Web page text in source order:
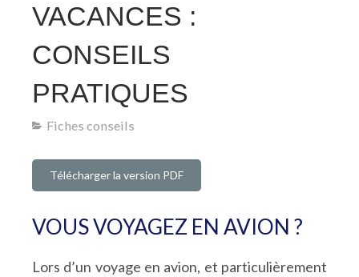
VACANCES :
CONSEILS
PRATIQUES
Fiches conseils
Télécharger la version PDF
VOUS VOYAGEZ EN AVION ?
Lors d’un voyage en avion, et particulièrement